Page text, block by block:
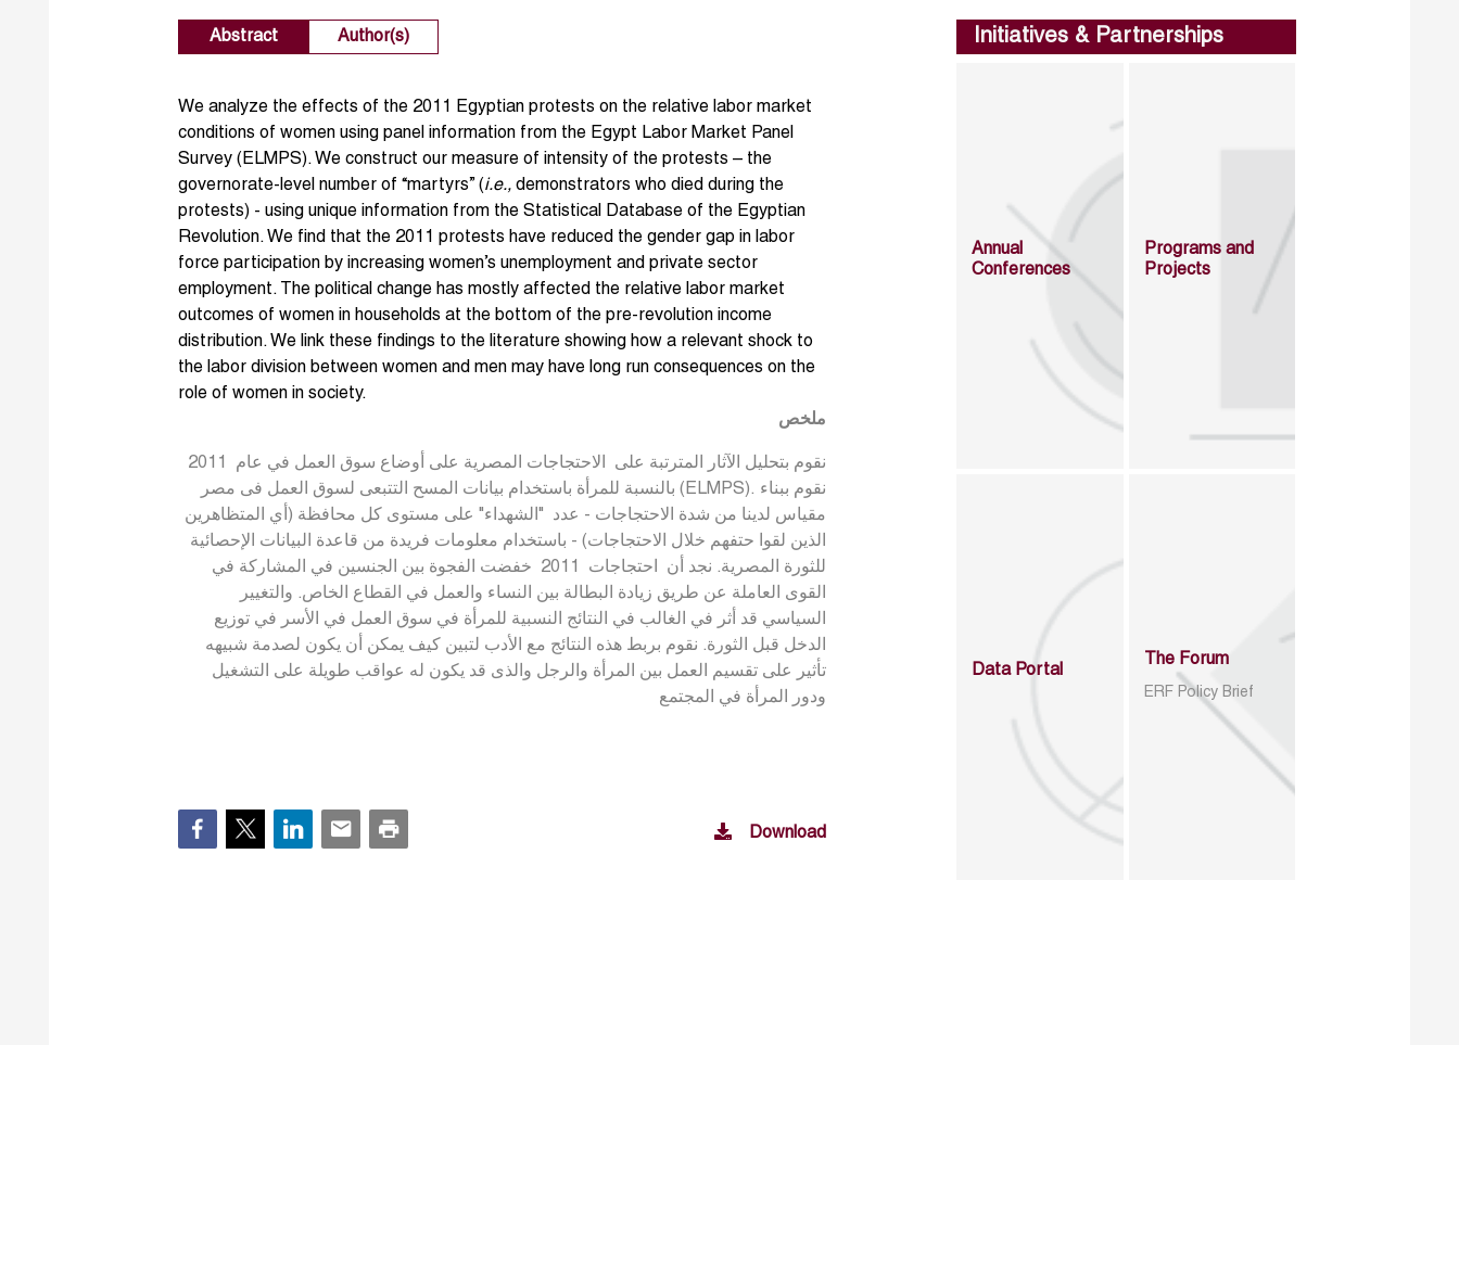
Abstract Author(s)
We analyze the effects of the 2011 Egyptian protests on the relative labor market
conditions of women using panel information from the Egypt Labor Market Panel
Survey (ELMPS). We construct our measure of intensity of the protests – the
governorate-level number of “martyrs” ( i.e., demonstrators who died during the
protests) - using unique information from the Statistical Database of the Egyptian
Revolution. We find that the 2011 protests have reduced the gender gap in labor
force participation by increasing women’s unemployment and private sector
employment. The political change has mostly affected the relative labor market
outcomes of women in households at the bottom of the pre-revolution income
distribution. We link these findings to the literature showing how a relevant shock to
the labor division between women and men may have long run consequences on the
role of women in society.
ملخص
بالنسبة للمرأة باستخدام بيانات المسح التتبعى لسوق العمل فى مصر (ELMPS). نقوم ببناء
مقياس لدينا من شدة الاحتجاجات - عدد "الشهداء" على مستوى كل محافظة (أي المتظاهرين
الذين لقوا حتفهم خلال الاحتجاجات) - باستخدام معلومات فريدة من قاعدة البيانات الإحصائية
للثورة المصرية. نجد أن احتجاجات 2011 خفضت الفجوة بين الجنسين في المشاركة في
القوى العاملة عن طريق زيادة البطالة بين النساء والعمل في القطاع الخاص. والتغيير
السياسي قد أثر في الغالب في النتائج النسبية للمرأة في سوق العمل في الأسر في توزيع
الدخل قبل الثورة. نقوم بربط هذه النتائج مع الأدب لتبين كيف يمكن أن يكون لصدمة شبيهه
تأثير على تقسيم العمل بين المرأة والرجل والذى قد يكون له عواقب طويلة على التشغيل
ودور المرأة في المجتمع
Download
Initiatives & Partnerships
Annual
Conferences
Programs and
Projects
Data Portal
The Forum
ERF Policy Brief